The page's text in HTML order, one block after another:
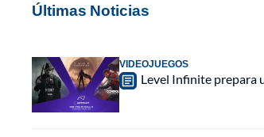
Últimas Noticias
VIDEOJUEGOS
Level Infinite prepara